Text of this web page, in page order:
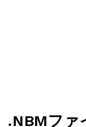
.NBMファ